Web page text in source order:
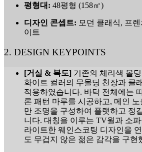
평형대: 48평형 (158㎡)
디자인 콘셉트: 모던 클래식, 프
이트
2. DESIGN KEYPOINTS
[거실 & 복도] 기존의 체리색 몰
화이트 컬러의 무몰딩 천장과 클
적용하였습니다. 바닥 전체에는
론 패턴 마루를 시공하고, 메인
만 조명을 구성하여 플랫하고 정
니다. 대칭을 이루는 TV월과 소
라이트한 웨인스코팅 디자인을
도 무겁지 않은 젊은 감각을 구현